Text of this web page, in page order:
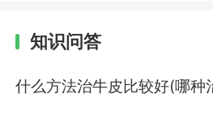
知识问答
什么方法治牛皮比较好(哪种